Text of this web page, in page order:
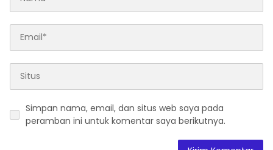
Simpan nama, email, dan situs web saya pada
peramban ini untuk komentar saya berikutnya.